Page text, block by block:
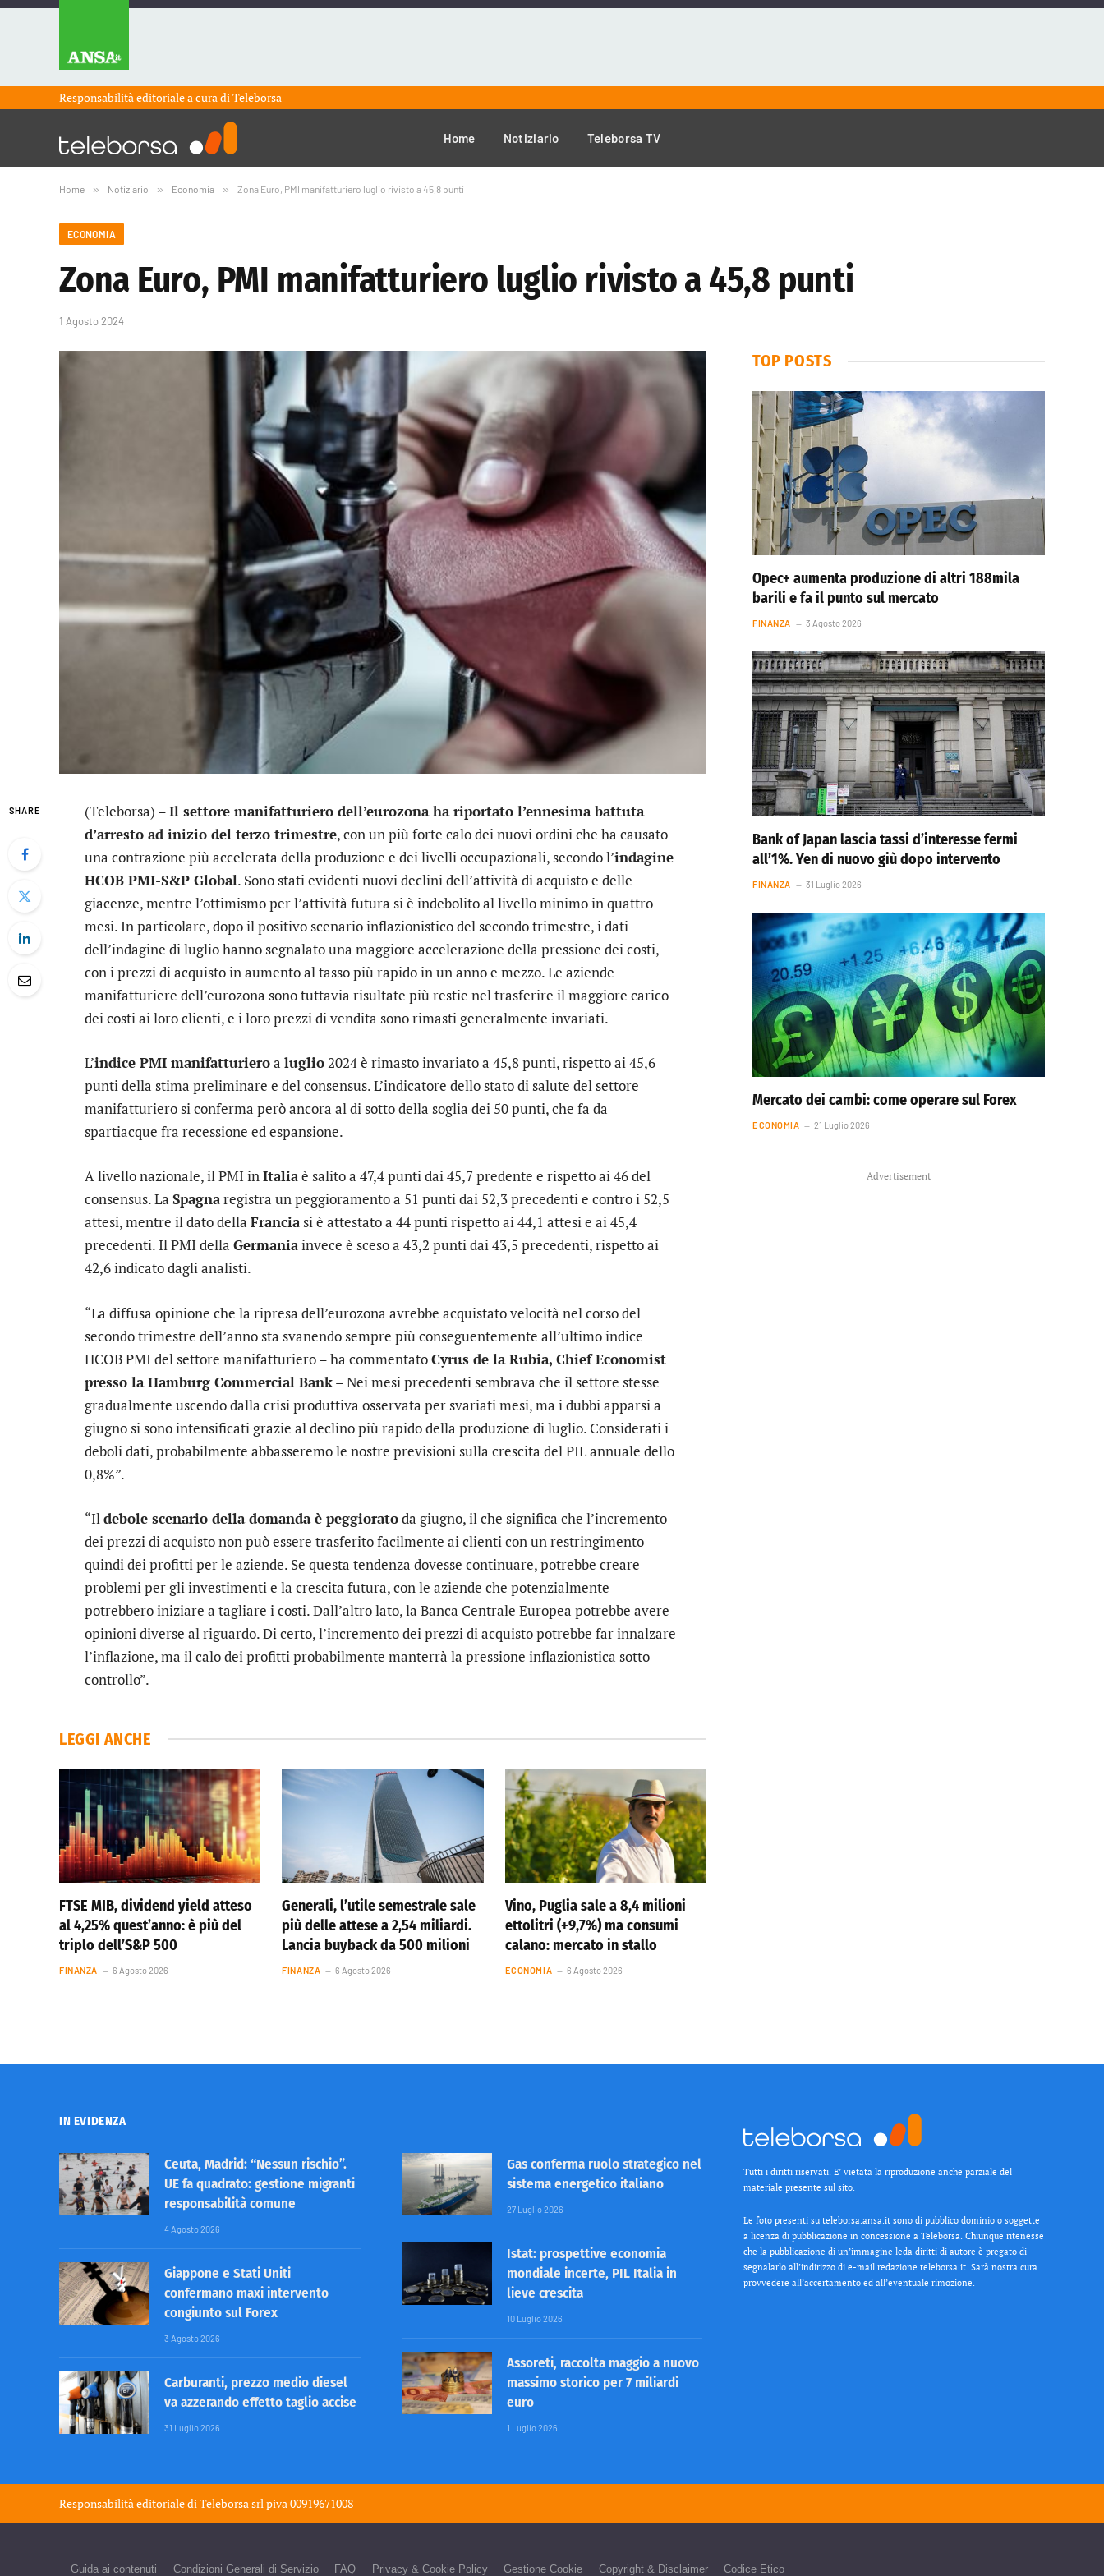
Responsabilità editoriale a cura diTeleborsa
Home Notiziario Teleborsa TV
Home » Notiziario » Economia » Zona Euro, PMI manifatturiero luglio rivisto a 45,8 punti
ECONOMIA
Zona Euro, PMI manifatturiero luglio rivisto a 45,8 punti
1 Agosto 2024
SHARE (Teleborsa) –Il settore manifatturiero dell’eurozona ha riportato l’ennesima battuta
d’arresto ad inizio del terzo trimestre, con un più forte calo dei nuovi ordini che ha causato
una contrazione più accelerata della produzione e dei livelli occupazionali, secondo l’indagine
HCOB PMI-S&P Global. Sono stati evidenti nuovi declini dell’attività di acquisto e delle
giacenze, mentre l’ottimismo per l’attività futura si è indebolito al livello minimo in quattro
mesi. In particolare, dopo il positivo scenario inflazionistico del secondo trimestre, i dati
dell’indagine di luglio hanno segnalato una maggiore accelerazione della pressione dei costi,
con i prezzi di acquisto in aumento al tasso più rapido in un anno e mezzo. Le aziende
manifatturiere dell’eurozona sono tuttavia risultate più restie nel trasferire il maggiore carico
dei costi ai loro clienti, e i loro prezzi di vendita sono rimasti generalmente invariati.
L’indice PMI manifatturieroa luglio2024 è rimasto invariato a 45,8 punti, rispetto ai 45,6
punti della stima preliminare e del consensus. L’indicatore dello stato di salute del settore
manifatturiero si conferma però ancora al di sotto della soglia dei 50 punti, che fa da
spartiacque fra recessione ed espansione.
A livello nazionale, il PMI inItaliaè salito a 47,4 punti dai 45,7 predente e rispetto ai 46 del
consensus. La Spagnaregistra un peggioramento a 51 punti dai 52,3 precedenti e contro i 52,5
attesi, mentre il dato della Franciasi è attestato a 44 punti rispetto ai 44,1 attesi e ai 45,4
precedenti. Il PMI della Germaniainvece è sceso a 43,2 punti dai 43,5 precedenti, rispetto ai
42,6 indicato dagli analisti.
“La diffusa opinione che la ripresa dell’eurozona avrebbe acquistato velocità nel corso del
secondo trimestre dell’anno sta svanendo sempre più conseguentemente all’ultimo indice
HCOB PMI del settore manifatturiero – ha commentatoCyrus de la Rubia, Chief Economist
presso la Hamburg Commercial Bank– Nei mesi precedenti sembrava che il settore stesse
gradualmente uscendo dalla crisi produttiva osservata per svariati mesi, ma i dubbi apparsi a
giugno si sono intensificati grazie al declino più rapido della produzione di luglio. Considerati i
deboli dati, probabilmente abbasseremo le nostre previsioni sulla crescita del PIL annuale dello
0,8%”.
“Ildebole scenario della domanda è peggioratoda giugno, il che significa che l’incremento
dei prezzi di acquisto non può essere trasferito facilmente ai clienti con un restringimento
quindi dei profitti per le aziende. Se questa tendenza dovesse continuare, potrebbe creare
problemi per gli investimenti e la crescita futura, con le aziende che potenzialmente
potrebbero iniziare a tagliare i costi. Dall’altro lato, la Banca Centrale Europea potrebbe avere
opinioni diverse al riguardo. Di certo, l’incremento dei prezzi di acquisto potrebbe far innalzare
l’inflazione, ma il calo dei profitti probabilmente manterrà la pressione inflazionistica sotto
controllo”.
LEGGI ANCHE
FTSE MIB, dividend yield atteso
al 4,25% quest’anno: è più del
triplo dell’S&P 500
FINANZA 6 Agosto 2026
Generali, l’utile semestrale sale
più delle attese a 2,54 miliardi.
Lancia buyback da 500 milioni
FINANZA 6 Agosto 2026
Vino, Puglia sale a 8,4 milioni
ettolitri (+9,7%) ma consumi
calano: mercato in stallo
ECONOMIA 6 Agosto 2026
TOP POSTS
Opec+ aumenta produzione di altri 188mila
barili e fa il punto sul mercato
FINANZA 3 Agosto 2026
Bank of Japan lascia tassi d’interesse fermi
all’1%. Yen di nuovo giù dopo intervento
FINANZA 31 Luglio 2026
Mercato dei cambi: come operare sul Forex
ECONOMIA 21 Luglio 2026
Advertisement
IN EVIDENZA
Ceuta, Madrid: “Nessun rischio”.
UE fa quadrato: gestione migranti
responsabilità comune
4 Agosto 2026
Giappone e Stati Uniti
confermano maxi intervento
congiunto sul Forex
3 Agosto 2026
Carburanti, prezzo medio diesel
va azzerando effetto taglio accise
31 Luglio 2026
Gas conferma ruolo strategico nel
sistema energetico italiano
27 Luglio 2026
Istat: prospettive economia
mondiale incerte, PIL Italia in
lieve crescita
10 Luglio 2026
Assoreti, raccolta maggio a nuovo
massimo storico per 7 miliardi
euro
1 Luglio 2026
Tutti i diritti riservati. E’ vietata la riproduzione anche parziale del
materiale presente sul sito.
Le foto presenti su teleborsa.ansa.it sono di pubblico dominio o soggette
a licenza di pubblicazione in concessione a Teleborsa. Chiunque ritenesse
che la pubblicazione di un’immagine leda diritti di autore è pregato di
segnalarlo all’indirizzo di e-mail redazione teleborsa.it. Sarà nostra cura
provvedere all’accertamento ed all’eventuale rimozione.
Responsabilità editoriale di Teleborsa srl piva 00919671008
Guida ai contenuti Condizioni Generali di Servizio FAQ Privacy & Cookie Policy Gestione Cookie Copyright & Disclaimer Codice Etico